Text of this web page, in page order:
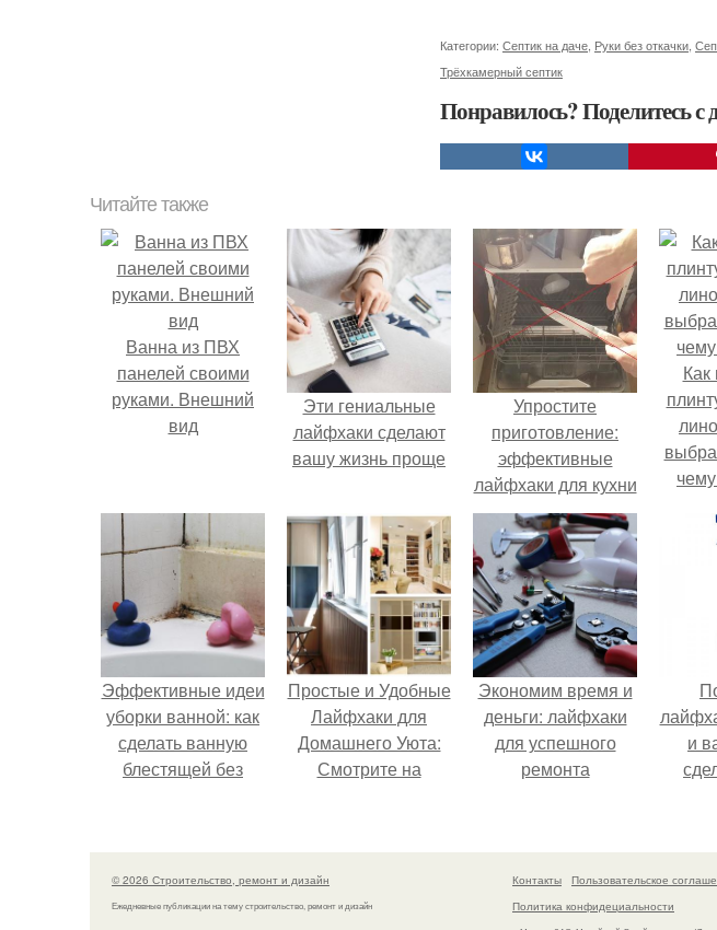
Категории: Септик на даче Руки без откачки
Трёхкамерный септик
Понравилось? Поделитесь с
Читайте также
Ванна из ПВХ
панелей своими
руками. Внешний
вид
Эти гениальные
лайфхаки сделают
вашу жизнь проще
Упростите
приготовление:
эффективные
лайфхаки для кухни
Как
Эффективные идеи
уборки ванной: как
сделать ванную
блестящей без
Простые и Удобные
Лайфхаки для
Домашнего Уюта:
Смотрите на
Экономим время и
деньги: лайфхаки
для успешного
ремонта
и
© 2026 Строительство, ремонт и дизайн
Ежедневные публикации на тему строительство, ремонт и дизайн
Контакты
Пользовательское
Политика конфидециальности